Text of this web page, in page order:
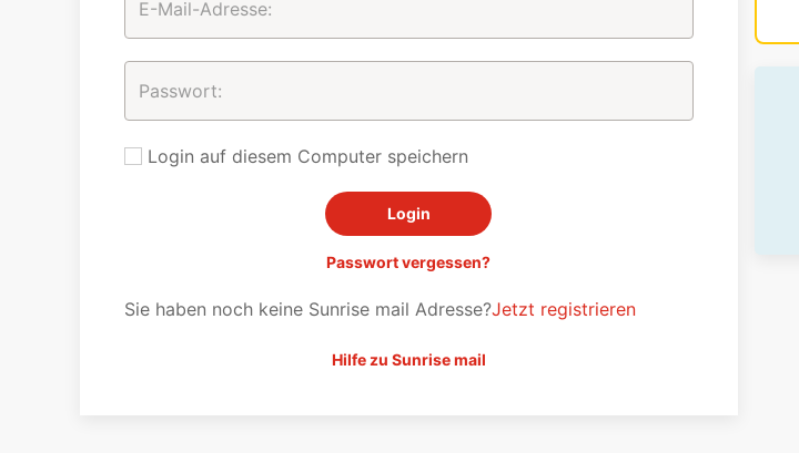
Login auf diesem Computer speichern
Passwort vergessen?
Sie haben noch keine Sunrise mail Adresse?Jetzt registrieren
Hilfe zu Sunrise mail